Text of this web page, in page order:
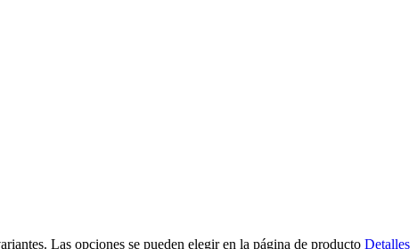
Las opciones se pueden elegir en la página de producto Detalles